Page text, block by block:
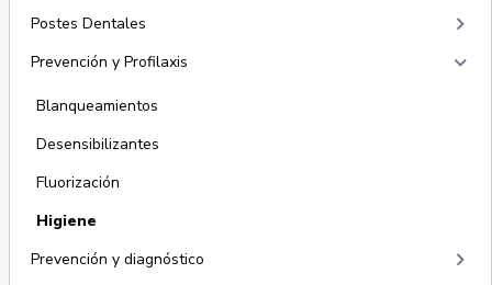
Postes Dentales keyboard_arrow_right
Prevención y Profilaxis keyboard_arrow_right
Blanqueamientos
Desensibilizantes
Fluorización
Higiene
Prevención y diagnóstico
keyboard_arrow_right